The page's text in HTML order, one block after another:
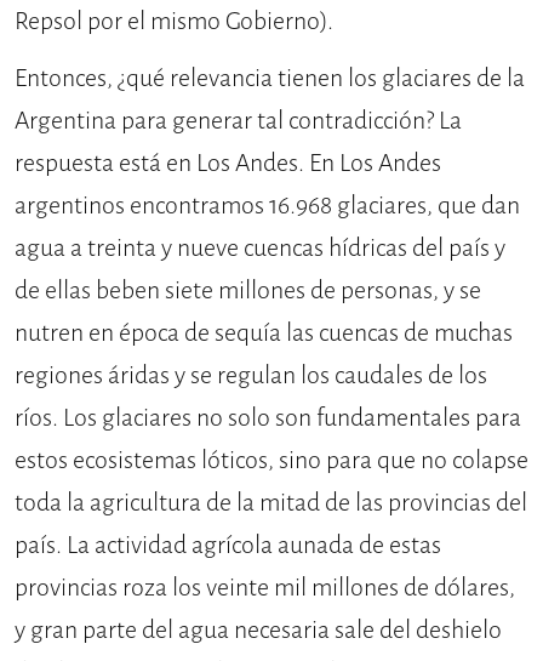
Repsol por el mismo Gobierno).
Entonces, ¿qué relevancia tienen los glaciares de la
Argentina para generar tal contradicción? La
respuesta está en Los Andes. En Los Andes
argentinos encontramos 16.968 glaciares, que dan
agua a treinta y nueve cuencas hídricas del país y
de ellas beben siete millones de personas, y se
nutren en época de sequía las cuencas de muchas
regiones áridas y se regulan los caudales de los
ríos. Los glaciares no solo son fundamentales para
estos ecosistemas lóticos, sino para que no colapse
toda la agricultura de la mitad de las provincias del
país. La actividad agrícola aunada de estas
provincias roza los veinte mil millones de dólares,
y gran parte del agua necesaria sale del deshielo